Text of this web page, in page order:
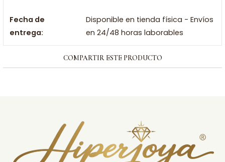
Fecha de
entrega:
Disponible en tienda física - Envíos
en 24/48 horas laborables
COMPARTIR ESTE PRODUCTO